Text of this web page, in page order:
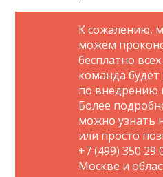
К сожалению,
можем
бесплатно
команда будет
по внедрению
Более
можно узнать
или просто
+7 (499) 350
Москве и